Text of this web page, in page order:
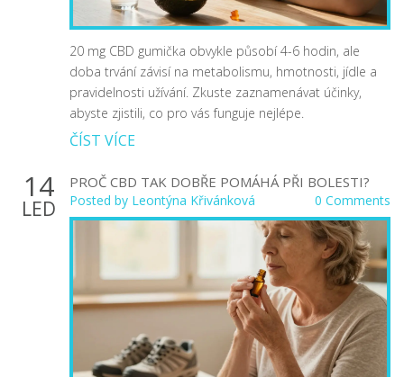
20 mg CBD gumička obvykle působí 4-6 hodin, ale
doba trvání závisí na metabolismu, hmotnosti, jídle a
pravidelnosti užívání. Zkuste zaznamenávat účinky,
abyste zjistili, co pro vás funguje nejlépe.
ČÍST VÍCE
14
LED
PROČ CBD TAK DOBŘE POMÁHÁ PŘI BOLESTI?
Posted by Leontýna Křivánková 0 Comments